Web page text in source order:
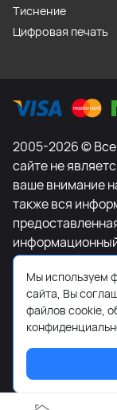
Тиснение
Цифровая печать
2005-2026 ©
сайте не
ваше внимание
также вся
информационный
является
положениями
Российской
информации о
товаров и (или)
менеджеру
связи или по
Мы используем
сайта, Вы
файлов cookie,